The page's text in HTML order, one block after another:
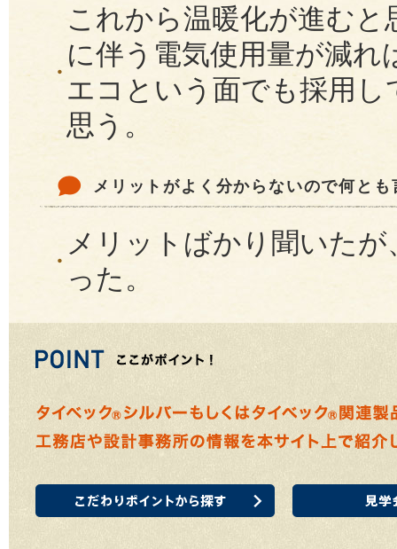
これから温暖化が進む
に伴う電気使用量が減れ
エコという面でも採用
思う。
メリットがよく分からないので何とも
メリットばかり聞いた
った。